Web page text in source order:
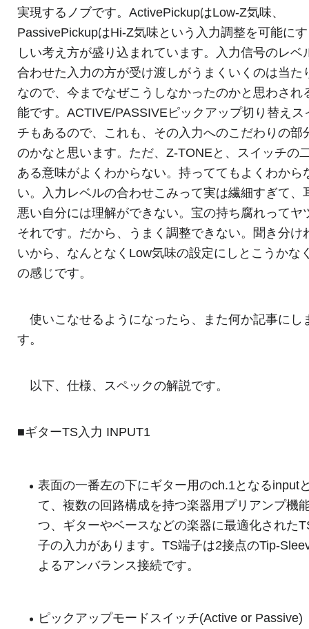
実現するノブです。ActivePickupはLow-Z気味、
PassivePickupはHi-Z気味という入力調整を可能に
しい考え方が盛り込まれています。入力信号のレベ
合わせた入力の方が受け渡しがうまくいくのは当た
なので、今までなぜこうしなかったのかと思わされ
能です。ACTIVE/PASSIVEピックアップ切り替えス
チもあるので、これも、その入力へのこだわりの部
のかなと思います。ただ、Z-TONEと、スイッチの
ある意味がよくわからない。持っててもよくわから
い。入力レベルの合わせこみって実は繊細すぎて、
悪い自分には理解ができない。宝の持ち腐れってヤ
それです。だから、うまく調整できない。聞き分け
いから、なんとなくLow気味の設定にしとこうかな
の感じです。
使いこなせるようになったら、また何か記事にし
す。
以下、仕様、スペックの解説です。
■ギターTS入力 INPUT1
表面の一番左の下にギター用のch.1となるinput
て、複数の回路構成を持つ楽器用プリアンプ機
つ、ギターやベースなどの楽器に最適化された
子の入力があります。TS端子は2接点のTip-
よるアンバランス接続です。
ピックアップモードスイッチ(Active or Passive)